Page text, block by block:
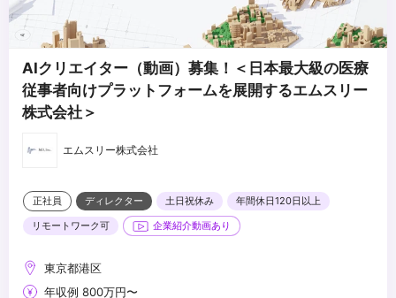
AIクリエイター（動画）募集！＜日本最大級の医療
従事者向けプラットフォームを展開するエムスリー
株式会社＞
エムスリー株式会社
正社員 ディレクター 土日祝休み
年間休日120日以上
リモートワーク可
企業紹介動画あり
東京都港区
年収例 800万円〜